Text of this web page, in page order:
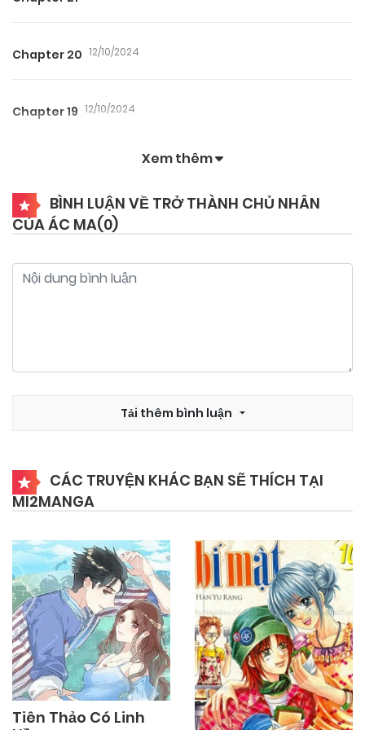
Chapter 20 12/10/2024
Chapter 19 12/10/2024
Chapter 17 12/10/2024
Chapter 16 12/10/2024
Chapter 12 12/10/2024
Chapter 11 12/10/2024
Chapter 10 12/10/2024
Chapter 9 12/10/2024
Xem thêm
BÌNH LUẬN VỀ TRỞ THÀNH CHỦ NHÂN
CỦA ÁC MA(0)
Tải thêm bình luận
CÁC TRUYỆN KHÁC BẠN SẼ THÍCH TẠI
MI2MANGA
Tiên Thảo Có Linh